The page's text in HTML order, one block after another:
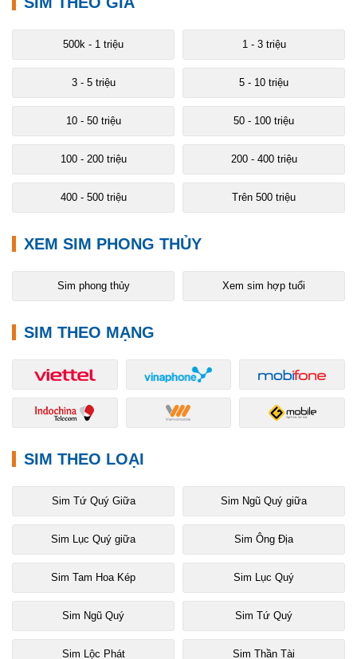
500k - 1 triệu 1 - 3 triệu
3 - 5 triệu 5 - 10 triệu
10 - 50 triệu 50 - 100 triệu
100 - 200 triệu 200 - 400 triệu
400 - 500 triệu Trên 500 triệu
XEM SIM PHONG THỦY
Sim phong thủy Xem sim hợp tuổi
SIM THEO MẠNG
SIM THEO LOẠI
Sim Tứ Quý Giữa Sim Ngũ Quý giữa
Sim Lục Quý giữa Sim Ông Địa
Sim Tam Hoa Kép Sim Lục Quý
Sim Ngũ Quý Sim Tứ Quý
Sim Lộc Phát Sim Thần Tài